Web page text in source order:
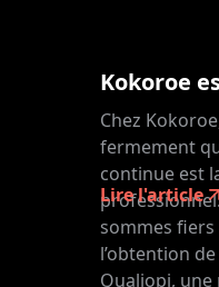
Chez
fermement
continue est
sommes fiers
l’obtention
Qualiopi, une
Lire l'article